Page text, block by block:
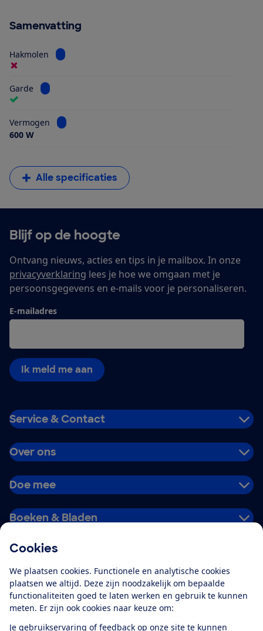
Cookies
We plaatsen cookies. Functionele en analytische cookies
plaatsen we altijd. Deze zijn noodzakelijk om bepaalde
functionaliteiten goed te laten werken en gebruik te kunnen
meten. Er zijn ook cookies naar keuze om:
Je gebruikservaring of feedback op onze site te kunnen
Samenvatting
Hakmolen Bekijk informatie voor Hakmolen
Garde Bekijk informatie voor Garde
Vermogen
Bekijk informatie voor Vermogen
600 W
Alle specificaties
Blijf op de hoogte
Ontvang nieuws, acties en tips in je mailbox. In onze
privacyverklaring lees je hoe we omgaan met je
persoonsgegevens en e-mails voor je personaliseren.
E-mailadres
Ik meld me aan
Service & Contact
Over ons
Doe mee
Boeken & Bladen
Alles over de